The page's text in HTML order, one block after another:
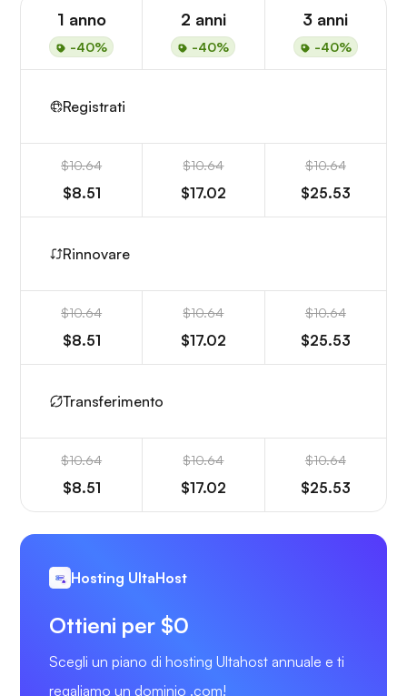
1 anno
-40%
2 anni
-40%
3 anni
-40%
Registrati
$10.64
$8.51
$10.64
$17.02
$10.64
$25.53
Rinnovare
$10.64
$8.51
$10.64
$17.02
$10.64
$25.53
Transferimento
$10.64
$8.51
$10.64
$17.02
$10.64
$25.53
Hosting UltaHost
Ottieni per $0
Scegli un piano di hosting Ultahost annuale e ti
regaliamo un dominio .com!